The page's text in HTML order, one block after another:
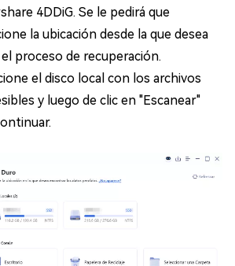
4DDiG. Se le pedirá que
la ubicación desde la que desea
proceso de recuperación.
el disco local con los archivos
y luego de clic en "Escanear"